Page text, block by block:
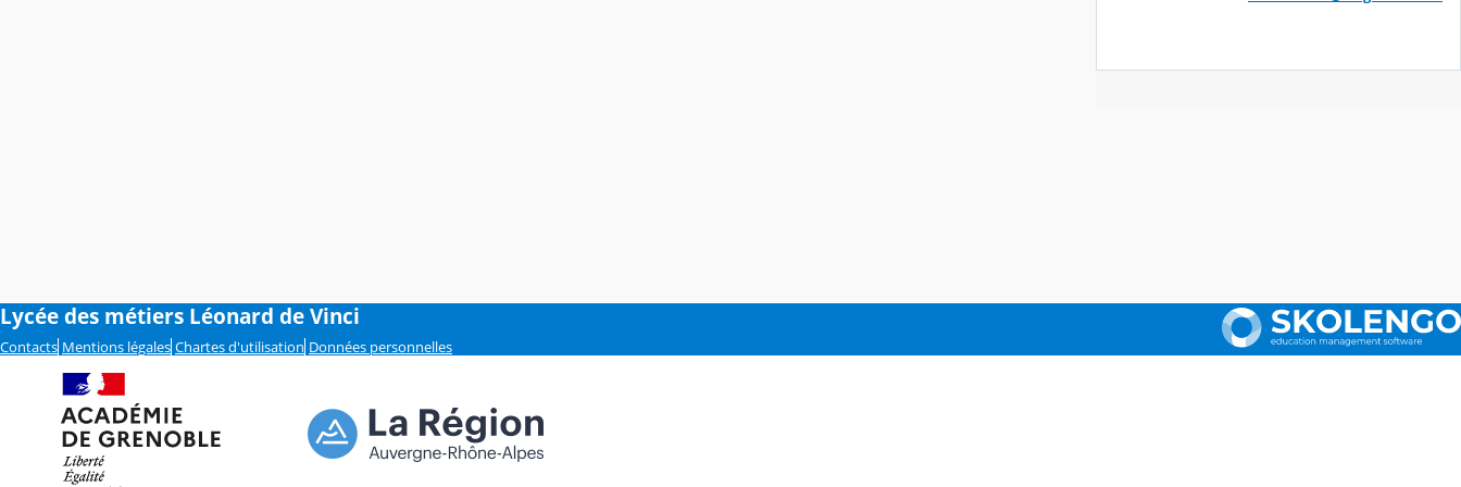
Lycée des métiers Léonard de Vinci
Contacts Mentions légales Chartes d'utilisation Données personnelles